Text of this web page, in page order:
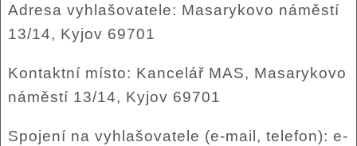
Adresa vyhlašovatele: Masarykovo náměstí
13/14, Kyjov 69701
Kontaktní místo: Kancelář MAS, Masarykovo
náměstí 13/14, Kyjov 69701
Spojení na vyhlašovatele (e-mail, telefon): e-